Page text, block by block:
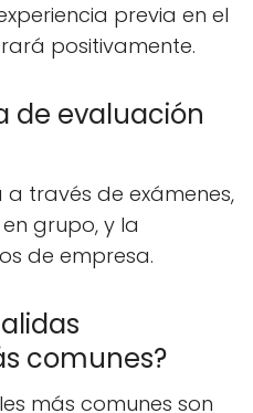
previa en el
positivamente.
de evaluación
través de exámenes,
grupo, y la
de empresa.
comunes?
más comunes son